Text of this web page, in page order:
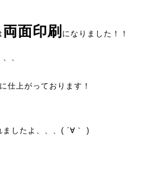
両面印刷 になりました！！
、
仕上がっております！
ましたよ、、、( ´∀｀ )